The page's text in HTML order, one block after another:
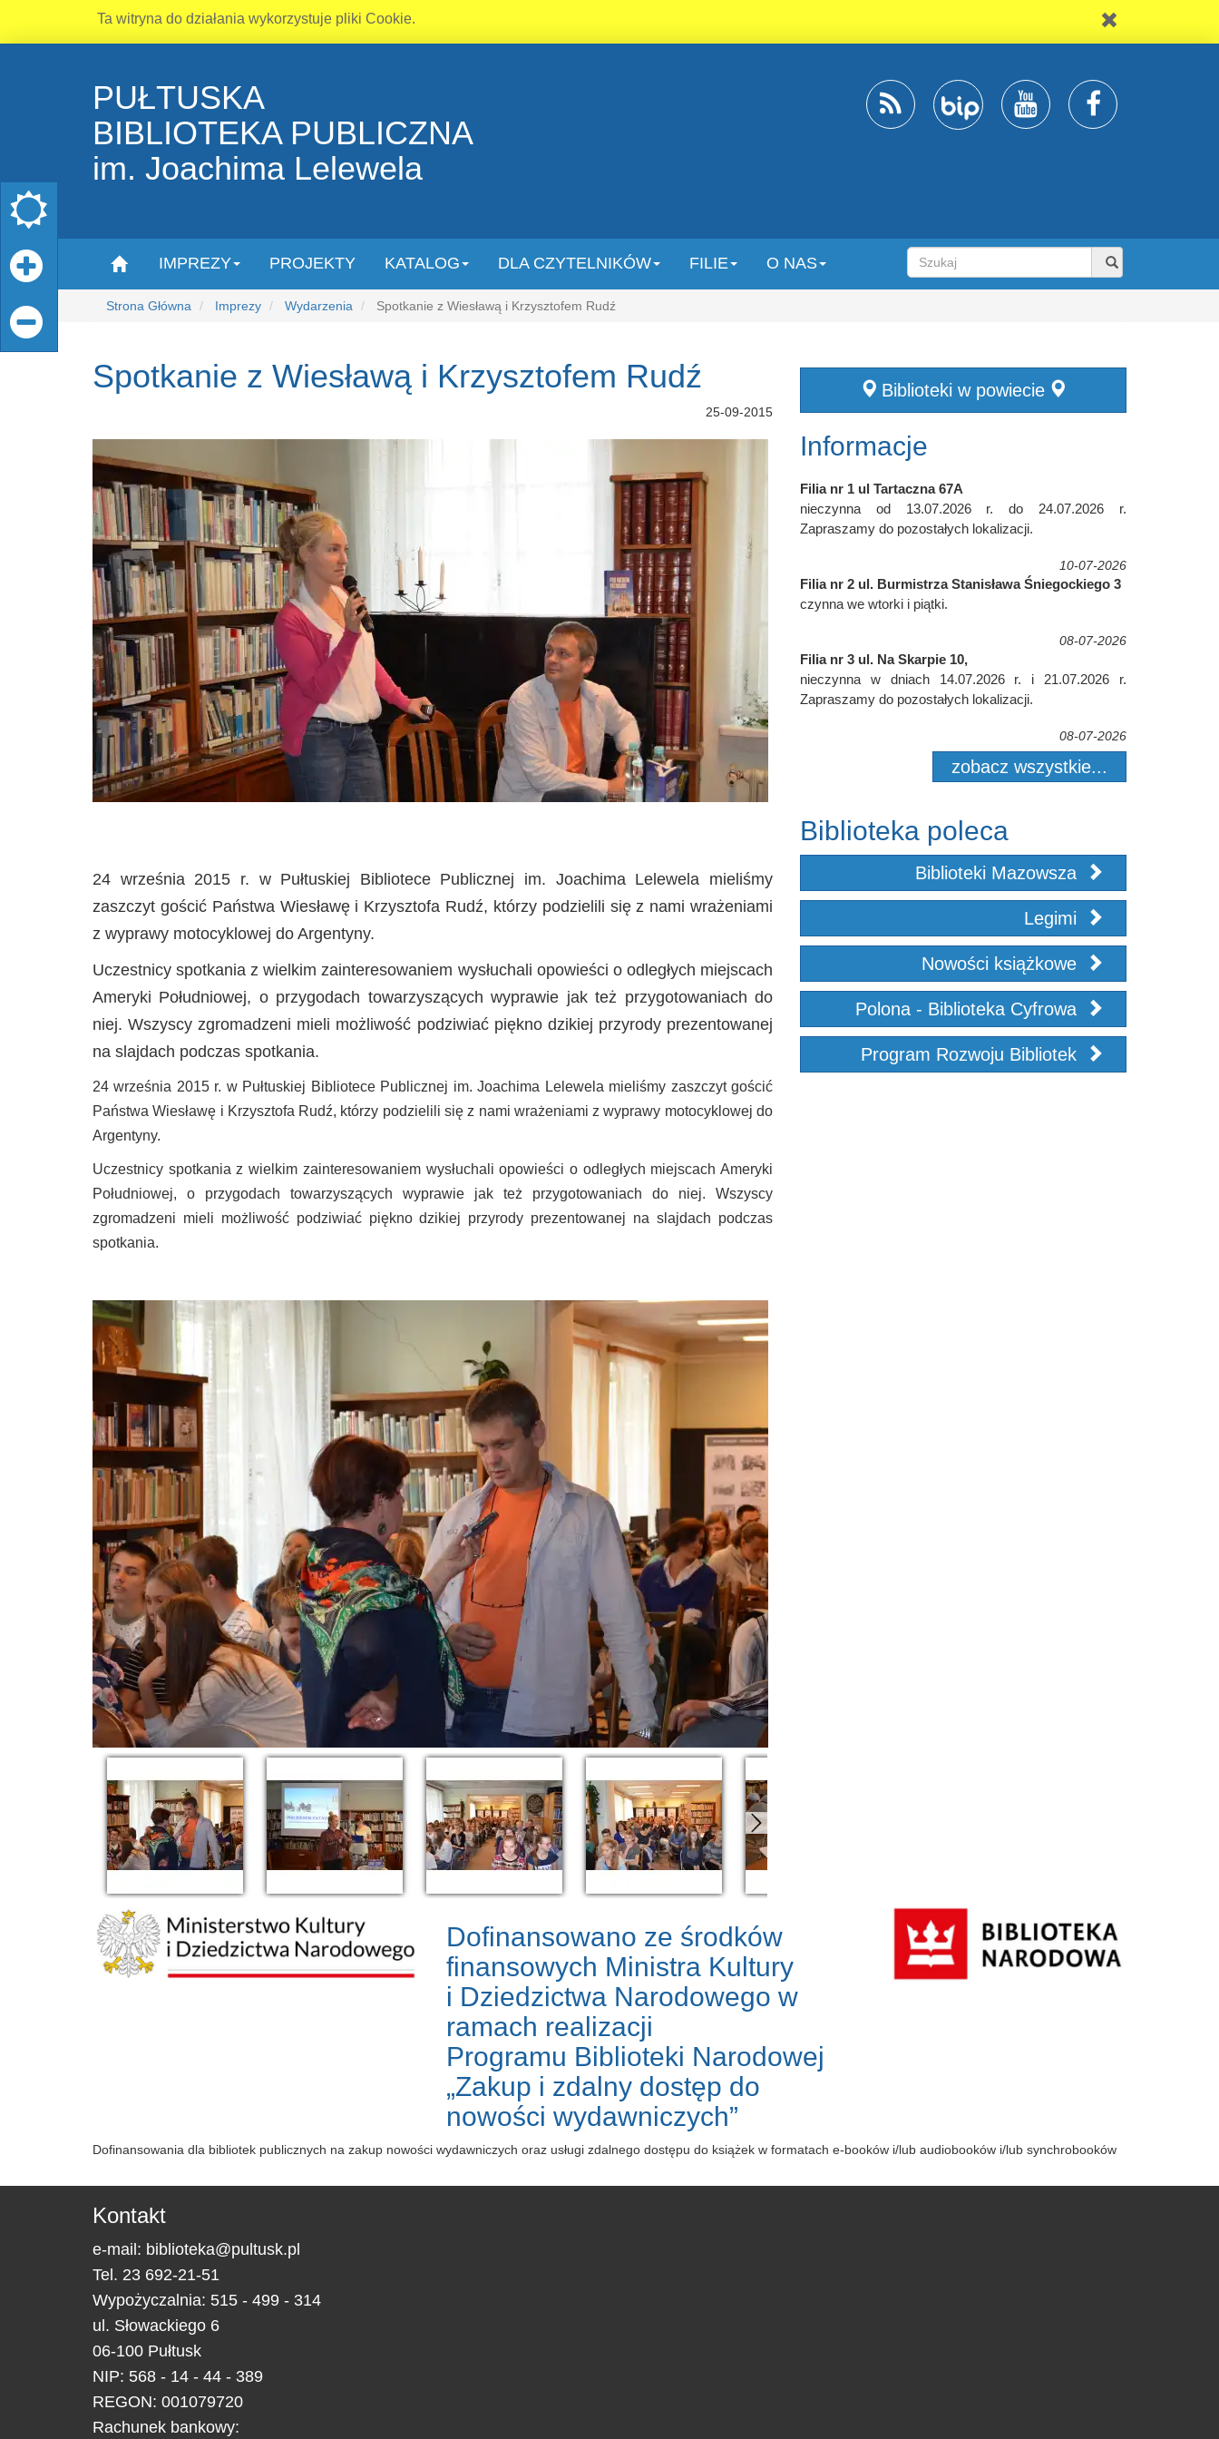
Ta witryna do działania wykorzystuje pliki Cookie.
PUŁTUSKA
BIBLIOTEKA PUBLICZNA
im. Joachima Lelewela
IMPREZY PROJEKTY KATALOG DLA CZYTELNIKÓW FILIE O NAS
Strona Główna Imprezy Wydarzenia Spotkanie z Wiesławą i Krzysztofem Rudź
Spotkanie z Wiesławą i Krzysztofem Rudź
25-09-2015
24 września 2015 r. w Pułtuskiej Bibliotece Publicznej im. Joachima Lelewela mieliśmy
zaszczyt gościć Państwa Wiesławę i Krzysztofa Rudź, którzy podzielili się z nami wrażeniami
z wyprawy motocyklowej do Argentyny.
Uczestnicy spotkania z wielkim zainteresowaniem wysłuchali opowieści o odległych miejscach
Ameryki Południowej, o przygodach towarzyszących wyprawie jak też przygotowaniach do
niej. Wszyscy zgromadzeni mieli możliwość podziwiać piękno dzikiej przyrody prezentowanej
na slajdach podczas spotkania.
24 września 2015 r. w Pułtuskiej Bibliotece Publicznej im. Joachima Lelewela mieliśmy zaszczyt gościć
Państwa Wiesławę i Krzysztofa Rudź, którzy podzielili się z nami wrażeniami z wyprawy motocyklowej do
Argentyny.
Uczestnicy spotkania z wielkim zainteresowaniem wysłuchali opowieści o odległych miejscach Ameryki
Południowej, o przygodach towarzyszących wyprawie jak też przygotowaniach do niej. Wszyscy
zgromadzeni mieli możliwość podziwiać piękno dzikiej przyrody prezentowanej na slajdach podczas
spotkania.
Biblioteki w powiecie
Informacje
Filia nr 1 ul Tartaczna 67A
nieczynna od 13.07.2026 r. do 24.07.2026 r.
Zapraszamy do pozostałych lokalizacji.
10-07-2026
Filia nr 2 ul. Burmistrza Stanisława Śniegockiego 3
czynna we wtorki i piątki.
08-07-2026
Filia nr 3 ul. Na Skarpie 10,
nieczynna w dniach 14.07.2026 r. i 21.07.2026 r.
Zapraszamy do pozostałych lokalizacji.
08-07-2026
zobacz wszystkie...
Biblioteka poleca
Biblioteki Mazowsza
Legimi
Nowości książkowe
Polona - Biblioteka Cyfrowa
Program Rozwoju Bibliotek
Dofinansowano ze środków
finansowych Ministra Kultury
i Dziedzictwa Narodowego w
ramach realizacji
Programu Biblioteki Narodowej
„Zakup i zdalny dostęp do
nowości wydawniczych”
Dofinansowania dla bibliotek publicznych na zakup nowości wydawniczych oraz usługi zdalnego dostępu do książek w formatach e-booków i/lub audiobooków i/lub synchrobooków
Kontakt
e-mail: biblioteka@pultusk.pl
Tel. 23 692-21-51
Wypożyczalnia: 515 - 499 - 314
ul. Słowackiego 6
06-100 Pułtusk
NIP: 568 - 14 - 44 - 389
REGON: 001079720
Rachunek bankowy: